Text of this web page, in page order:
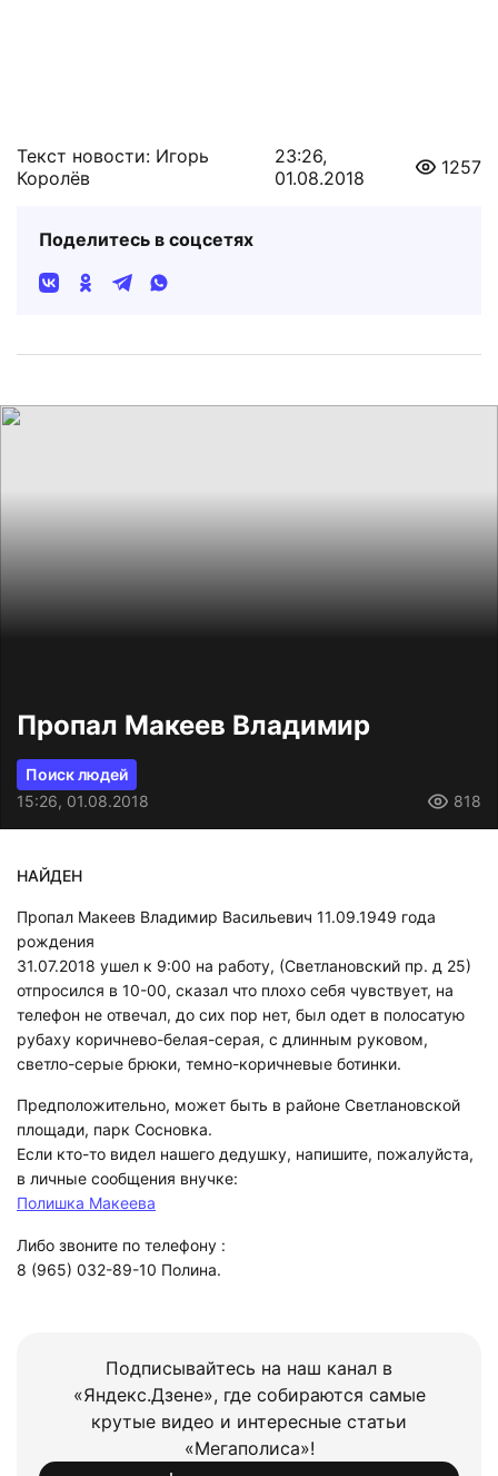
Текст новости: Игорь
Королёв
23:26,
01.08.2018
1257
Поделитесь в соцсетях
Пропал Макеев Владимир
Поиск людей
15:26, 01.08.2018
818
НАЙДЕН
Пропал Макеев Владимир Васильевич 11.09.1949 года
рождения
31.07.2018 ушел к 9:00 на работу, (Светлановский пр. д 25)
отпросился в 10-00, сказал что плохо себя чувствует, на
телефон не отвечал, до сих пор нет, был одет в полосатую
рубаху коричнево-белая-серая, с длинным руковом,
светло-серые брюки, темно-коричневые ботинки.
Предположительно, может быть в районе Светлановской
площади, парк Сосновка.
Если кто-то видел нашего дедушку, напишите, пожалуйста,
в личные сообщения внучке:
Полишка Макеева
Либо звоните по телефону :
8 (965) 032-89-10 Полина.
Подписывайтесь на наш канал в
«Яндекс.Дзене», где собираются самые
крутые видео и интересные статьи
«Мегаполиса»!